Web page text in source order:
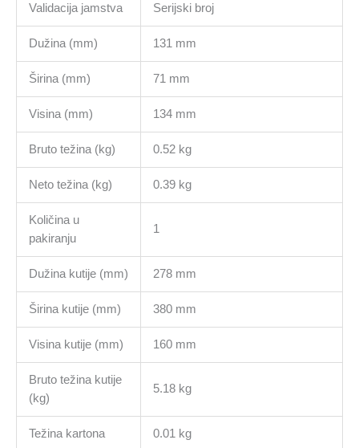
Validacija jamstva Serijski broj
Dužina (mm) 131 mm
Širina (mm) 71 mm
Visina (mm) 134 mm
Bruto težina (kg) 0.52 kg
Neto težina (kg) 0.39 kg
Količina u
pakiranju
1
Dužina kutije (mm) 278 mm
Širina kutije (mm) 380 mm
Visina kutije (mm) 160 mm
Bruto težina kutije
(kg)
5.18 kg
Težina kartona 0.01 kg